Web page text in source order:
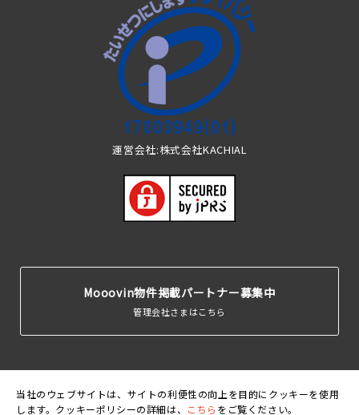
当社のウェブサイトは、サイトの利便性の向上を目的にクッキーを使用
します。クッキーポリシーの詳細は、
こちら をご覧ください。
運営会社:株式会社KACHIAL
Mooovin物件掲載パートナー募集中
管理会社さまはこちら
運営会 利用規 個人情報保護 クッキーポリ 賃貸住宅居住者総